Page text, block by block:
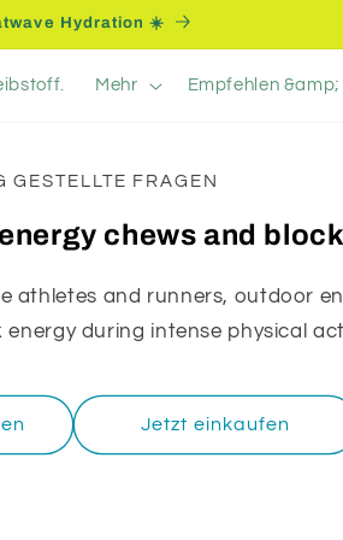
Hydration ☀️
Mehr Empfehlen
GESTELLTE FRAGEN
chews and
athletes and runners, outdoor
during intense physical
Jetzt einkaufen